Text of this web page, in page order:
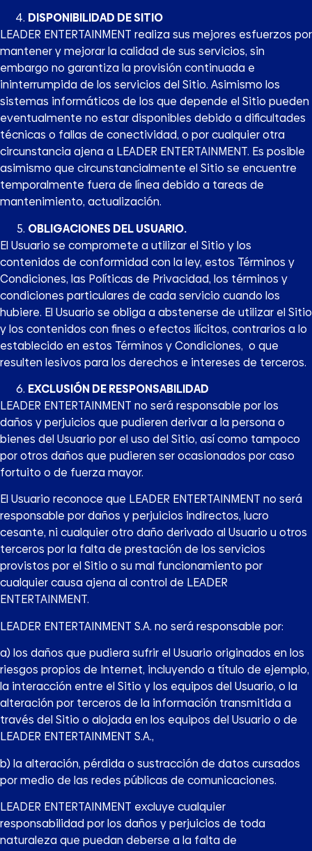
DISPONIBILIDAD DE SITIO
LEADER ENTERTAINMENT realiza sus mejores esfuerzos por
mantener y mejorar la calidad de sus servicios, sin
embargo no garantiza la provisión continuada e
ininterrumpida de los servicios del Sitio. Asimismo los
sistemas informáticos de los que depende el Sitio pueden
eventualmente no estar disponibles debido a dificultades
técnicas o fallas de conectividad, o por cualquier otra
circunstancia ajena a LEADER ENTERTAINMENT. Es posible
asimismo que circunstancialmente el Sitio se encuentre
temporalmente fuera de línea debido a tareas de
mantenimiento, actualización.
OBLIGACIONES DEL USUARIO.
El Usuario se compromete a utilizar el Sitio y los
contenidos de conformidad con la ley, estos Términos y
Condiciones, las Políticas de Privacidad, los términos y
condiciones particulares de cada servicio cuando los
hubiere. El Usuario se obliga a abstenerse de utilizar el Sitio
y los contenidos con fines o efectos ilícitos, contrarios a lo
establecido en estos Términos y Condiciones, o que
resulten lesivos para los derechos e intereses de terceros.
EXCLUSIÓN DE RESPONSABILIDAD
LEADER ENTERTAINMENT no será responsable por los
daños y perjuicios que pudieren derivar a la persona o
bienes del Usuario por el uso del Sitio, así como tampoco
por otros daños que pudieren ser ocasionados por caso
fortuito o de fuerza mayor.
El Usuario reconoce que LEADER ENTERTAINMENT no será
responsable por daños y perjuicios indirectos, lucro
cesante, ni cualquier otro daño derivado al Usuario u otros
terceros por la falta de prestación de los servicios
provistos por el Sitio o su mal funcionamiento por
cualquier causa ajena al control de LEADER
ENTERTAINMENT.
LEADER ENTERTAINMENT S.A. no será responsable por:
a) los daños que pudiera sufrir el Usuario originados en los
riesgos propios de Internet, incluyendo a título de ejemplo,
la interacción entre el Sitio y los equipos del Usuario, o la
alteración por terceros de la información transmitida a
través del Sitio o alojada en los equipos del Usuario o de
LEADER ENTERTAINMENT S.A.,
b) la alteración, pérdida o sustracción de datos cursados
por medio de las redes públicas de comunicaciones.
LEADER ENTERTAINMENT excluye cualquier
responsabilidad por los daños y perjuicios de toda
naturaleza que puedan deberse a la falta de